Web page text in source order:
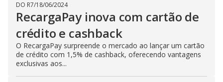
DO R7/18/06/2024
RecargaPay inova com cartão de
crédito e cashback
O RecargaPay surpreende o mercado ao lançar um cartão
de crédito com 1,5% de cashback, oferecendo vantagens
exclusivas aos...